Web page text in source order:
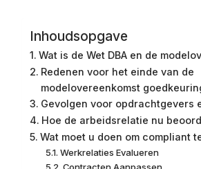
Inhoudsopgave
Wat is de Wet DBA en de
Redenen voor het einde van de
modelovereenkomst
Gevolgen voor opdrachtgevers
Hoe de arbeidsrelatie nu
Wat moet u doen om compliant
Werkrelaties Evalueren